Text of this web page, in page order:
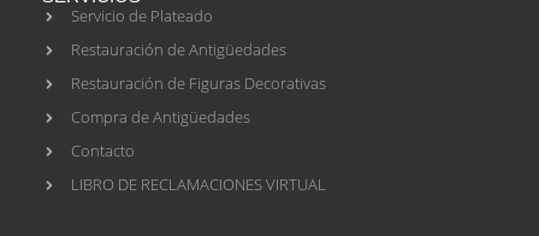
Servicio de Plateado
Restauración de Antigüedades
Restauración de Figuras Decorativas
Compra de Antigüedades
Contacto
LIBRO DE RECLAMACIONES VIRTUAL